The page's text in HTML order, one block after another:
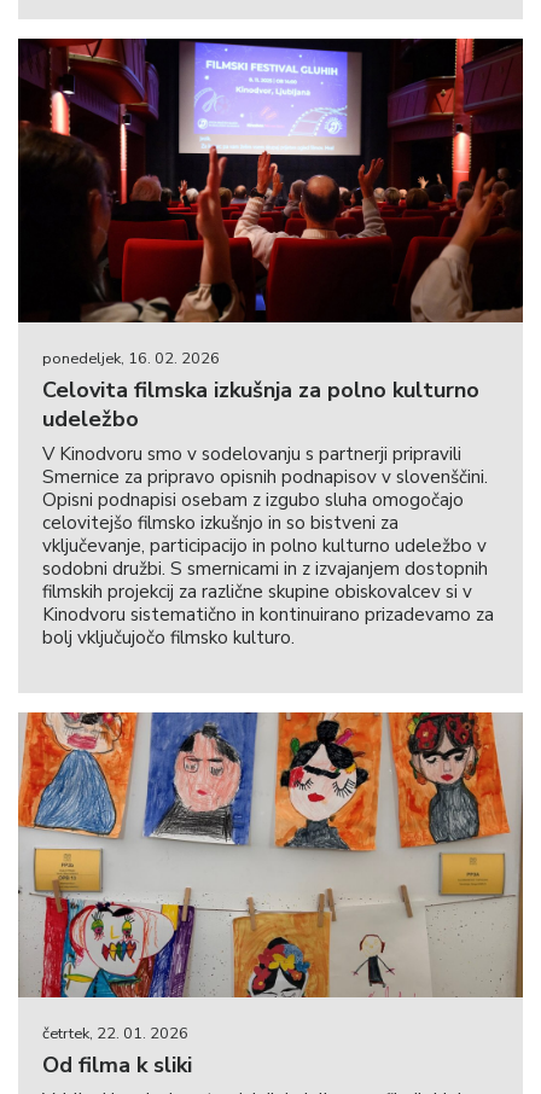
ponedeljek, 16. 02. 2026
Celovita filmska izkušnja za polno kulturno
udeležbo
V Kinodvoru smo v sodelovanju s partnerji pripravili
Smernice za pripravo opisnih podnapisov v slovenščini.
Opisni podnapisi osebam z izgubo sluha omogočajo
celovitejšo filmsko izkušnjo in so bistveni za
vključevanje, participacijo in polno kulturno udeležbo v
sodobni družbi. S smernicami in z izvajanjem dostopnih
filmskih projekcij za različne skupine obiskovalcev si v
Kinodvoru sistematično in kontinuirano prizadevamo za
bolj vključujočo filmsko kulturo.
četrtek, 22. 01. 2026
Od filma k sliki